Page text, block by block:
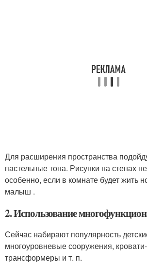
Для расширения пространства
пастельные тона. Рисунки на стенах
особенно, если в комнате будет жить
малыш .
2. Использование
Сейчас набирают популярность
многоуровневые сооружения,
трансформеры и т. п.